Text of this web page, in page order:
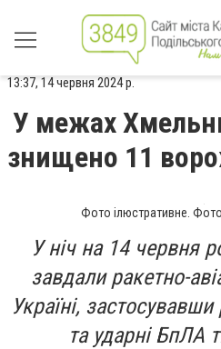
13:37, 14 червня 2024 р.
У межах
знищено 11
Фото ілюстративне.
У ніч на 14 червня
завдали ракетно-
Україні,
та ударні БпЛА